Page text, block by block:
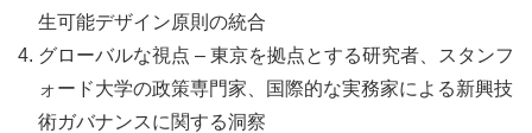
生可能デザイン原則の統合
グローバルな視点 – 東京を拠点とする研究者、スタンフ
ォード大学の政策専門家、国際的な実務家による新興技
術ガバナンスに関する洞察